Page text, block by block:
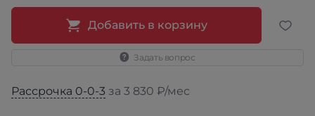
Добавить в корзину
Задать вопрос
Рассрочка 0-0-3 за 3 830 ₽/мес